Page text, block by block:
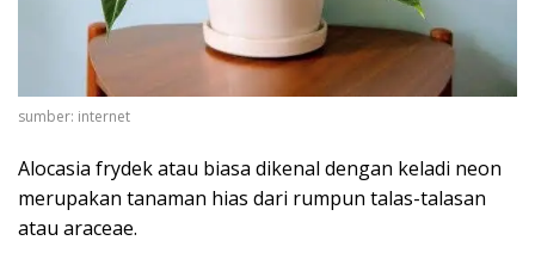
sumber: internet
Alocasia frydek atau biasa dikenal dengan keladi neon
merupakan tanaman hias dari rumpun talas-talasan
atau araceae.